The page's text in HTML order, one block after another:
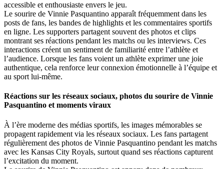
accessible et enthousiaste envers le jeu.
Le sourire de Vinnie Pasquantino apparaît fréquemment dans les
posts de fans, les bandes de highlights et les commentaires sportifs
en ligne. Les supporters partagent souvent des photos et clips
montrant ses réactions pendant les matchs ou les interviews. Ces
interactions créent un sentiment de familiarité entre l’athlète et
l’audience. Lorsque les fans voient un athlète exprimer une joie
authentique, cela renforce leur connexion émotionnelle à l’équipe et
au sport lui-même.
Réactions sur les réseaux sociaux, photos du sourire de Vinnie
Pasquantino et moments viraux
À l’ère moderne des médias sportifs, les images mémorables se
propagent rapidement via les réseaux sociaux. Les fans partagent
régulièrement des photos de Vinnie Pasquantino pendant les matchs
avec les Kansas City Royals, surtout quand ses réactions capturent
l’excitation du moment.